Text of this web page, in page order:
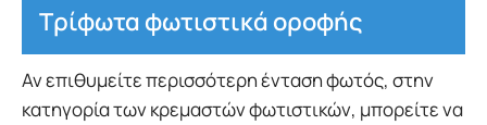
Τρίφωτα φωτιστικά οροφής
Αν επιθυμείτε περισσότερη ένταση φωτός, στην
κατηγορία των κρεμαστών φωτιστικών, μπορείτε να